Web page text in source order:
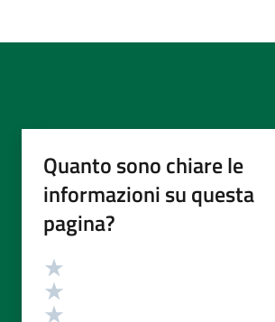
Quanto sono chiare le
informazioni su questa
pagina?
Valutazione